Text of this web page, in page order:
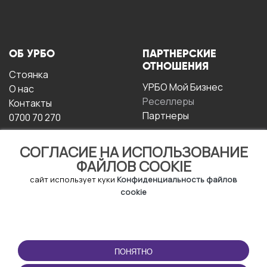
СОГЛАСИЕ НА ИСПОЛЬЗОВАНИЕ
ФАЙЛОВ COOKIE
сайт использует куки Конфиденциальность файлов
cookie
ПОНЯТНО
ОБ УРБО
Стоянка
О нас
Контакты
0700 70 270
ПАРТНЕРСКИЕ
ОТНОШЕНИЯ
УРБО Мой Бизнес
Реселлеры
Партнеры
ЭКСПЛУАТАЦИИ
Условия и положения
ПРИЛОЖЕНИЕ